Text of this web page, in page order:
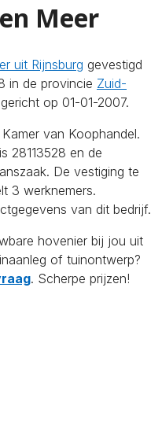
Meer
uit Rijnsburg gevestigd
in de provincie Zuid-
op 01-01-2007.
van Koophandel.
28113528 en de
De vestiging te
3 werknemers.
van dit bedrijf.
hovenier bij jou uit
of tuinontwerp?
. Scherpe prijzen!